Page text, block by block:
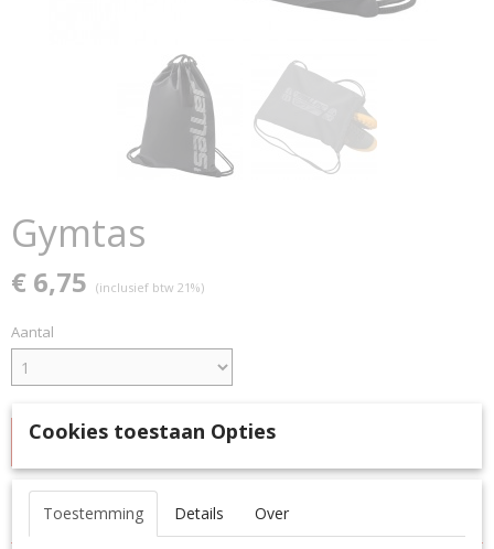
Gymtas
€ 6,75 (inclusief btw 21%)
Aantal
IN WINKELWAGEN
Specificaties
Cookies toestaan Opties
Toestemming Details Over